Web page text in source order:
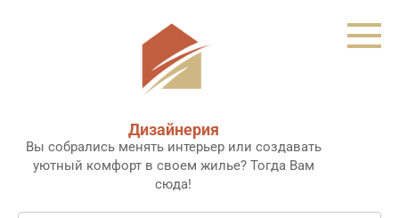
Дизайнерия
Вы собрались менять интерьер или создавать
уютный комфорт в своем жилье? Тогда Вам
сюда!